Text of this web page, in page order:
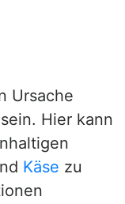
Ursache
Hier kann
Käse zu